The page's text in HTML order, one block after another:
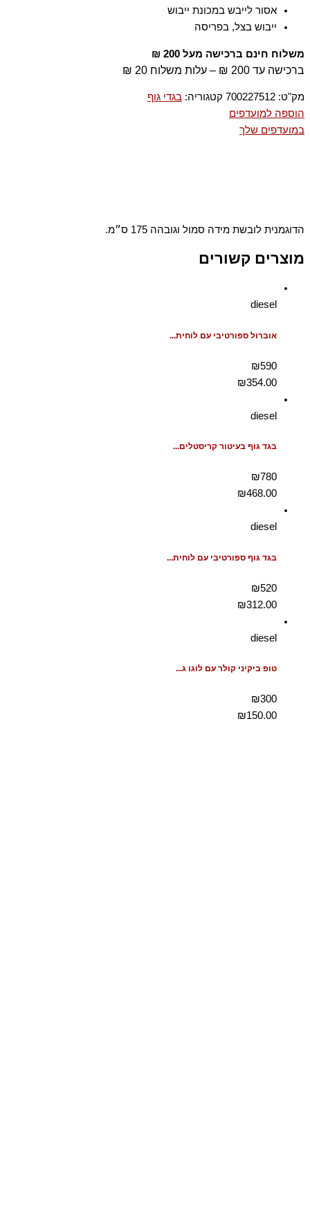
אסור לייבש במכונת ייבוש
ייבוש בצל, בפריסה
משלוח חינם ברכישה מעל 200 ₪
ברכישה עד 200 ₪ – עלות משלוח 20 ₪
מק"ט: 700227512 קטגוריה: בגדי גוף
הוספה למועדפים
במועדפים שלך
הדוגמנית לובשת מידה סמול וגובהה 175 ס״מ.
מוצרים קשורים
diesel
אוברול ספורטיבי עם לוחית...
₪590
₪354.00
diesel
בגד גוף בעיטור קריסטלים...
₪780
₪468.00
diesel
בגד גוף ספורטיבי עם לוחית...
₪520
₪312.00
diesel
טופ ביקיני קולר עם לוגו ג...
₪300
₪150.00